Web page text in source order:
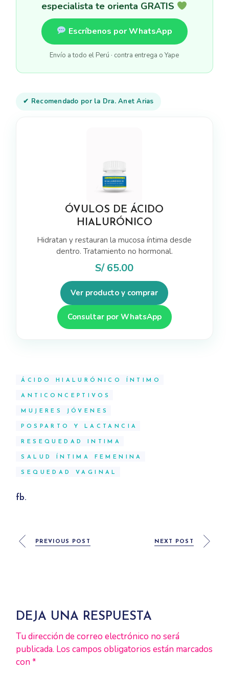
especialista te orienta GRATIS
Escríbenos por WhatsApp
Envío a todo el Perú · contra entrega o Yape
✔ Recomendado por la Dra. Anet Arias
ÓVULOS DE ÁCIDO
HIALURÓNICO
Hidratan y restauran la mucosa íntima desde
dentro. Tratamiento no hormonal.
S/65.00
Ver producto y comprar
Consultar por WhatsApp
ÁCIDO HIALURÓNICO ÍNTIMO
ANTICONCEPTIVOS
MUJERES JÓVENES
POSPARTO Y LACTANCIA
RESEQUEDAD INTIMA
SALUD ÍNTIMA FEMENINA
SEQUEDAD VAGINAL
fb.
PREVIOUS POST NEXT POST
DEJA UNA RESPUESTA
Tu dirección de correo electrónico no será
publicada. Los campos obligatorios están marcados
con*